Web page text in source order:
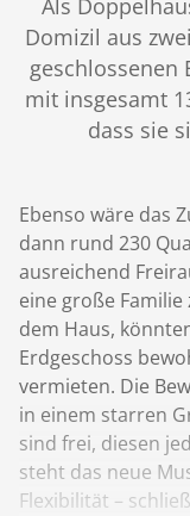
Als
Domizil aus
geschlossenen
mit insgesamt
dass sie
Ebenso wäre das
dann rund 230
ausreichend
eine große
dem Haus,
Erdgeschoss
vermieten. Die
in einem starren
sind frei, diesen
steht das neue
Flexibilität –